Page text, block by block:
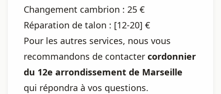
Changement cambrion : 25 €
Réparation de talon : [12-20] €
Pour les autres services, nous vous
recommandons de contacter cordonnier
du 12e arrondissement de Marseille
qui répondra à vos questions.